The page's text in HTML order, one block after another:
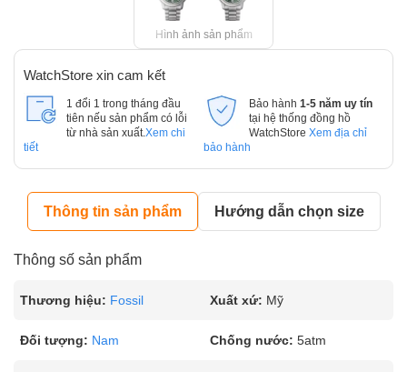
Hình ảnh sản phẩm
WatchStore xin cam kết
1 đổi 1 trong tháng đầu
tiên nếu sản phẩm có lỗi
từ nhà sản xuất. Xem chi
tiết
Bảo hành 1-5 năm uy tín
tại hệ thống đồng hồ
WatchStore Xem địa chỉ
bảo hành
Thông tin sản phẩm Hướng dẫn chọn size
Thông số sản phẩm
Thương hiệu: Fossil Xuất xứ: Mỹ
Đối tượng: Nam Chống nước: 5atm